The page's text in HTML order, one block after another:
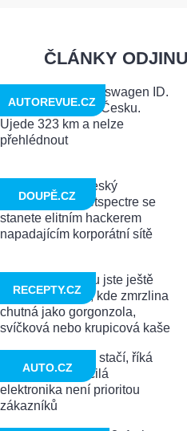
ČLÁNKY
AUTOREVUE.CZ
DOUPĚ.CZ
RECEPTY.CZ
AUTO.CZ